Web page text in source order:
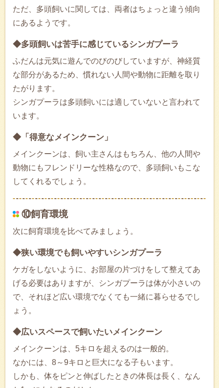
ただ、多頭飼いに関しては、両者はちょっと違う傾向
にあるようです。
◆多頭飼いは苦手に感じているシンガプーラ
ふだんは元気に遊んでのびのびしていますが、神経質
な部分があるため、慣れない人間や動物に距離を取り
たがります。
シンガプーラは多頭飼いには適していないと言われて
います。
◆「得意なメインクーン」
メインクーンは、飼い主さんはもちろん、他の人間や
動物にもフレンドリーな性格なので、多頭飼いもこな
してくれるでしょう。
⑩飼育環境
次に飼育環境を比べてみましょう。
◆狭い環境でも飼いやすいシンガプーラ
ケガをしないように、お部屋の片づけをして整えてあ
げる必要はありますが、シンガプーラは体が小さいの
で、それほど広い環境でなくても一緒に暮らせるでし
ょう。
◆広いスペースで飼いたいメインクーン
メインクーンは、5キロを超えるのは一般的。
なかには、8～9キロと巨大になる子もいます。
しかも、体をピンと伸ばしたときの体長は長く、なん